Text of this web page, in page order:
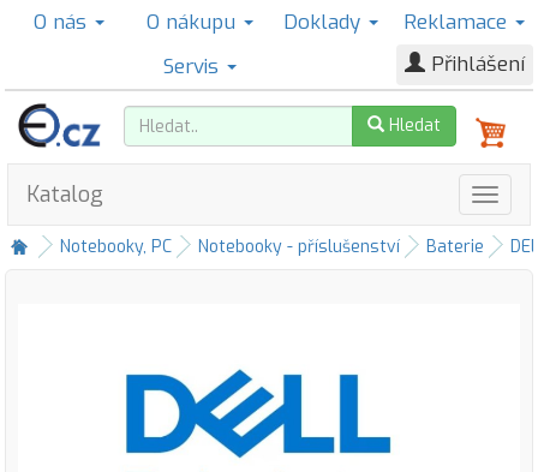
O nás O nákupu Doklady
Reklamace
Servis
Přihlášení
Hledat
Katalog
Notebooky, PC Notebooky - příslušenství Baterie